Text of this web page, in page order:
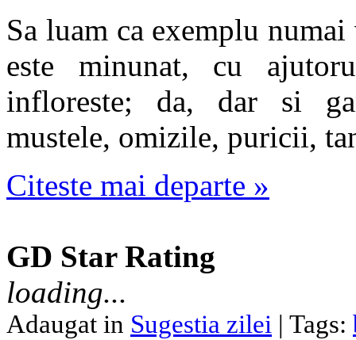
Sa luam ca exemplu
este minunat, cu
infloreste; da, dar si
mustele, omizile, puricii,
Citeste mai departe »
GD Star Rating
loading...
Adaugat in Sugestia zilei | Tags: